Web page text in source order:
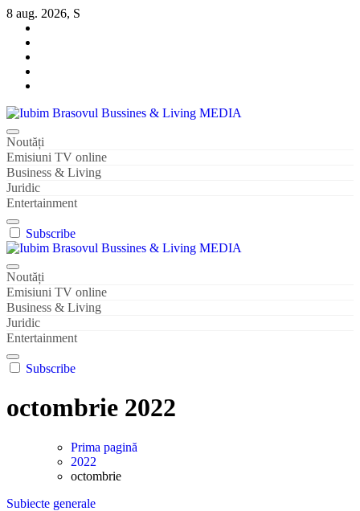
Sari
conținut
8 aug. 2026, S
Iubim Brasovul Bussines & Living MEDIA
Din pasiune și dragoste pentru Brașoveni
Noutăți
Emisiuni TV online
Business & Living
Juridic
Entertainment
Subscribe
Iubim Brasovul Bussines & Living MEDIA
Din pasiune și dragoste pentru Brașoveni
Noutăți
Emisiuni TV online
Business & Living
Juridic
Entertainment
Subscribe
octombrie 2022
Prima pagină
2022
octombrie
Subiecte generale